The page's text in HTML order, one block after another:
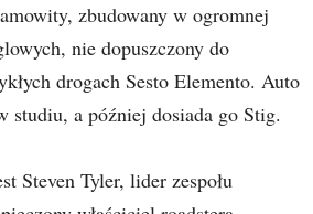
zbudowany w ogromnej
nie dopuszczony do
drogach Sesto Elemento. Auto
studiu, a później dosiada go Stig.
Steven Tyler, lider zespołu